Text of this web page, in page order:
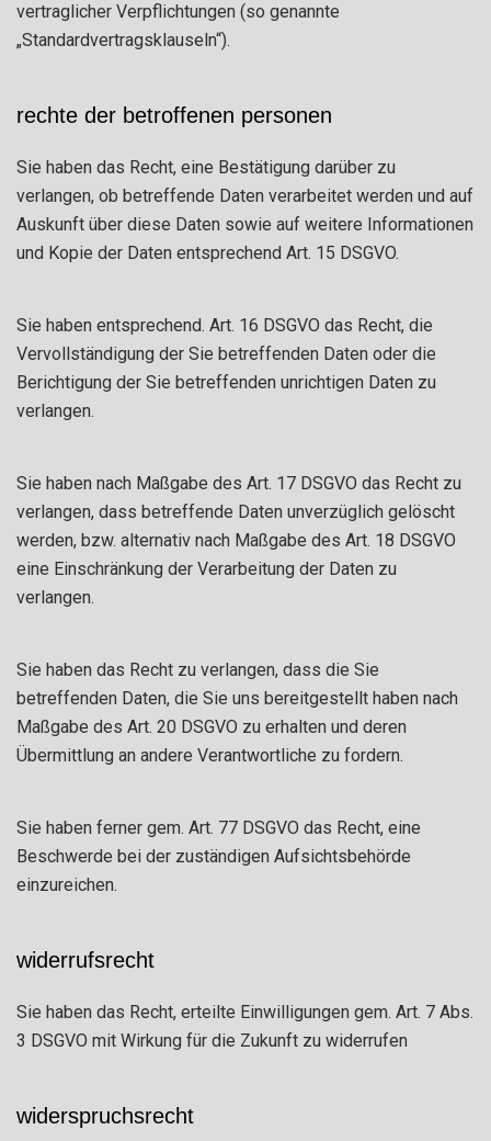
vertraglicher Verpflichtungen (so genannte
„Standardvertragsklauseln“).
rechte der betroffenen personen
Sie haben das Recht, eine Bestätigung darüber zu
verlangen, ob betreffende Daten verarbeitet werden und auf
Auskunft über diese Daten sowie auf weitere Informationen
und Kopie der Daten entsprechend Art. 15 DSGVO.
Sie haben entsprechend. Art. 16 DSGVO das Recht, die
Vervollständigung der Sie betreffenden Daten oder die
Berichtigung der Sie betreffenden unrichtigen Daten zu
verlangen.
Sie haben nach Maßgabe des Art. 17 DSGVO das Recht zu
verlangen, dass betreffende Daten unverzüglich gelöscht
werden, bzw. alternativ nach Maßgabe des Art. 18 DSGVO
eine Einschränkung der Verarbeitung der Daten zu
verlangen.
Sie haben das Recht zu verlangen, dass die Sie
betreffenden Daten, die Sie uns bereitgestellt haben nach
Maßgabe des Art. 20 DSGVO zu erhalten und deren
Übermittlung an andere Verantwortliche zu fordern.
Sie haben ferner gem. Art. 77 DSGVO das Recht, eine
Beschwerde bei der zuständigen Aufsichtsbehörde
einzureichen.
widerrufsrecht
Sie haben das Recht, erteilte Einwilligungen gem. Art. 7 Abs.
3 DSGVO mit Wirkung für die Zukunft zu widerrufen
widerspruchsrecht